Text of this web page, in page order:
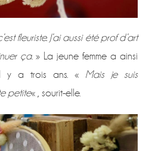
fleuriste. J’ai aussi été prof d’art
ça. » La jeune femme a ainsi
y a trois ans. « Mais je suis
petite« , sourit-elle.